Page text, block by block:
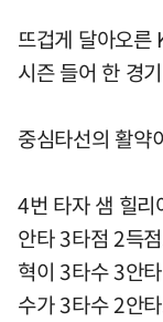
뜨겁게 달아오른
시즌 들어 한 경
중심타선의 활약
4번 타자 샘 힐
안타 3타점 2득
혁이 3타수 3안
수가 3타수 2안